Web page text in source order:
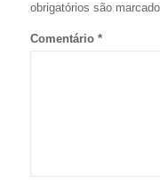
obrigatórios são
Comentário *